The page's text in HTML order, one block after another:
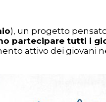
), un progetto
partecipare tutti i
attivo dei giovani